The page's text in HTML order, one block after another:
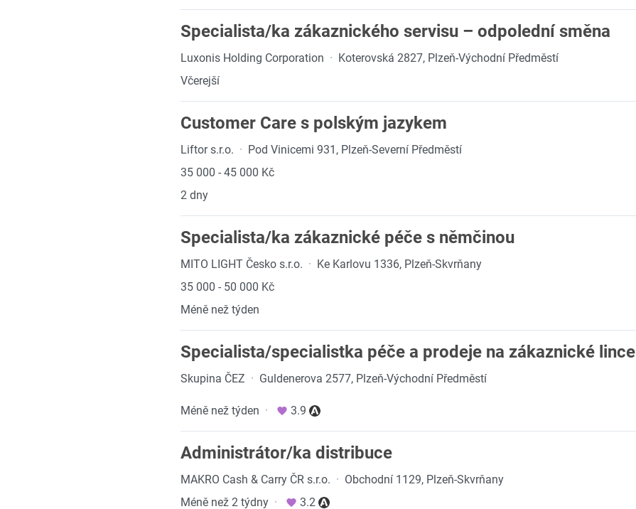
Specialista/ka zákaznického servisu – odpolední směna
Luxonis Holding Corporation · Koterovská 2827, Plzeň-Východní Předměstí
Včerejší
Customer Care s polským jazykem
Liftor s.r.o. · Pod Vinicemi 931, Plzeň-Severní Předměstí
35 000 - 45 000 Kč
2 dny
Specialista/ka zákaznické péče s němčinou
MITO LIGHT Česko s.r.o. · Ke Karlovu 1336, Plzeň-Skvrňany
35 000 - 50 000 Kč
Méně než týden
Specialista/specialistka péče a prodeje na zákaznické lince
Skupina ČEZ · Guldenerova 2577, Plzeň-Východní Předměstí
Méně než týden · 3.9
Administrátor/ka distribuce
MAKRO Cash & Carry ČR s.r.o. · Obchodní 1129, Plzeň-Skvrňany
Méně než 2 týdny · 3.2